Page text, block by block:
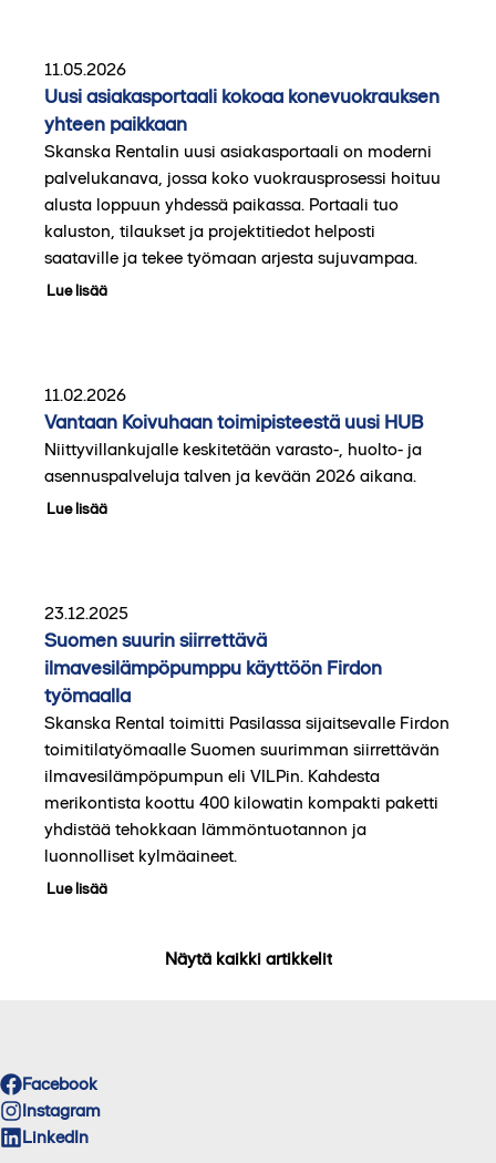
11.05.2026
Uusi asiakasportaali kokoaa konevuokrauksen
yhteen paikkaan
Skanska Rentalin uusi asiakasportaali on moderni
palvelukanava, jossa koko vuokrausprosessi hoituu
alusta loppuun yhdessä paikassa. Portaali tuo
kaluston, tilaukset ja projektitiedot helposti
saataville ja tekee työmaan arjesta sujuvampaa.
Lue lisää
11.02.2026
Vantaan Koivuhaan toimipisteestä uusi HUB
Niittyvillankujalle keskitetään varasto-, huolto- ja
asennuspalveluja talven ja kevään 2026 aikana.
Lue lisää
23.12.2025
Suomen suurin siirrettävä
ilmavesilämpöpumppu käyttöön Firdon
työmaalla
Skanska Rental toimitti Pasilassa sijaitsevalle Firdon
toimitilatyömaalle Suomen suurimman siirrettävän
ilmavesilämpöpumpun eli VILPin. Kahdesta
merikontista koottu 400 kilowatin kompakti paketti
yhdistää tehokkaan lämmöntuotannon ja
luonnolliset kylmäaineet.
Lue lisää
Näytä kaikki artikkelit
Facebook
Instagram
LinkedIn